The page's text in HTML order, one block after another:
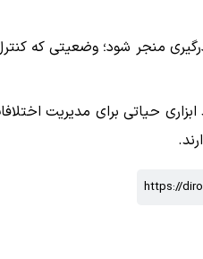
منجر شود؛ وضعیتی که
حیاتی برای مدیریت